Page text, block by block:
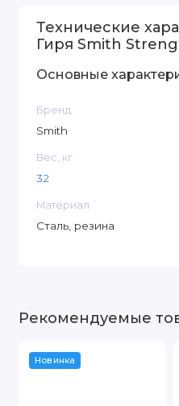
Технические
Гиря Smith
Основные
Бренд
Smith
Вес, кг
32
Материал
Сталь, резина
Рекомендуемые
Новинка